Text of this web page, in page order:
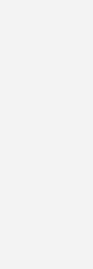
voll
(UBA) für
Klimaziele
zum zweiten